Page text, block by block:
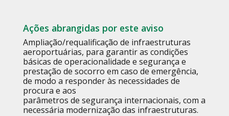
Ações abrangidas por este aviso
Ampliação/requalificação de infraestruturas
aeroportuárias, para garantir as condições
básicas de operacionalidade e segurança e
prestação de socorro em caso de emergência,
de modo a responder às necessidades de
procura e aos
parâmetros de segurança internacionais, com a
necessária modernização das infraestruturas.